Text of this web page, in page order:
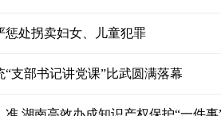
惩处拐卖妇女、儿童犯罪
支部书记讲党课”比武圆满落幕